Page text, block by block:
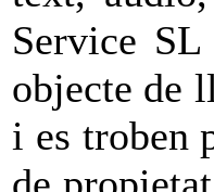
Service
objecte de
i es troben